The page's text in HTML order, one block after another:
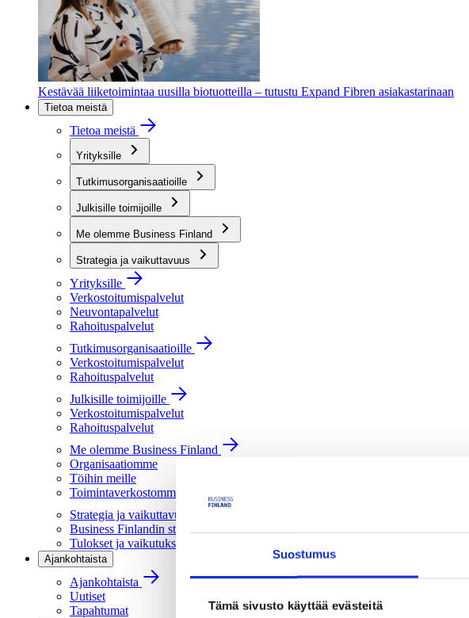
Suostumus
Tämä sivusto käyttää evästeitä
Kestävää liiketoimintaa uusilla biotuotteilla – tutustu Expand Fibren asiakastarinaan
Tietoa meistä
Tietoa meistä
Yrityksille
Tutkimusorganisaatioille
Julkisille toimijoille
Me olemme Business Finland
Strategia ja vaikuttavuus
Yrityksille
Verkostoitumispalvelut
Neuvontapalvelut
Rahoituspalvelut
Tutkimusorganisaatioille
Verkostoitumispalvelut
Rahoituspalvelut
Julkisille toimijoille
Verkostoitumispalvelut
Rahoituspalvelut
Me olemme Business Finland
Organisaatiomme
Töihin meille
Toimintaverkostomme
Strategia ja vaikuttavuus
Business Finlandin strategia 2030
Tulokset ja vaikutukset
Ajankohtaista
Ajankohtaista
Uutiset
Tapahtumat